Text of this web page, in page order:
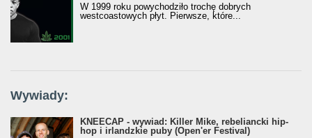
W 1999 roku powychodziło trochę dobrych
westcoastowych płyt. Pierwsze, które...
Wywiady:
KNEECAP - wywiad: Killer Mike, rebeliancki hip-
hop i irlandzkie puby (Open'er Festival)